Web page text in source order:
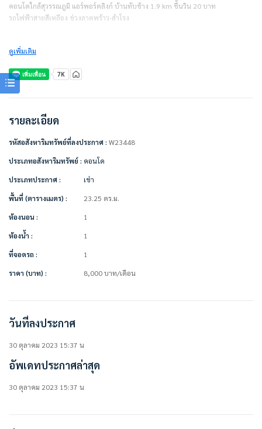
คอนโดใกล้สุวรรณภูมิ แอร์พอร์ตลิงก์ บ้านทับช้าง 1.9 km ขึ้นวิน 20 บาท
รถไฟฟ้าสายสีเหลือง ช่วงลาดพร้าว-สำโรง
สัญญาเช่า 1 ปี = 8,000 บาท/เดือน (รวมส่วนกลางแล้ว)
– ค่าเช่าเดือนแรก 1 เดือน = 8,000 บาท
– รวมเป็นเงิน 24,000 บาท
————————–
เครื่องใช้ไฟฟ้า/ตกแต่งเฟอร์นิเจอร์พร้อมอยู่
• เครื่องทำน้ำอุ่น
• ตู้เย็น
• ไมโครเวฟ
• เตียงพร้อมฟูกที่นอน
• ผ้าม่าน
• ตู้เสื้อผ้า
• โซฟา
• ลิฟต์โดยสาร
• ระบบรักษาความปลอดภัยตลอด 24 ชม.
การเดินทาง
• ถนนเลียบมอเตอร์เวย์ 1 กม.
• นิคมอุตสาหกรรมอัญธานี 6.7 กม.
ดูเพิ่มเติม
รายละเอียด
รหัสอสังหาริมทรัพย์ที่ลงประกาศ : W23448
ประเภทอสังหาริมทรัพย์ : คอนโด
ประเภทประกาศ :
เช่า
พื้นที่ (ตารางเมตร) :
23.25 ตร.ม.
ห้องนอน :
1
ห้องน้ำ :
1
ที่จอดรถ :
1
ราคา (บาท) :
8,000บาท/เดือน
วันที่ลงประกาศ
30 ตุลาคม 2023 15:37 น
อัพเดทประกาศล่าสุด
30 ตุลาคม 2023 15:37 น